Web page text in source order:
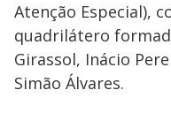
Atenção Especial),
quadrilátero
Girassol, Inácio
Simão Álvares.